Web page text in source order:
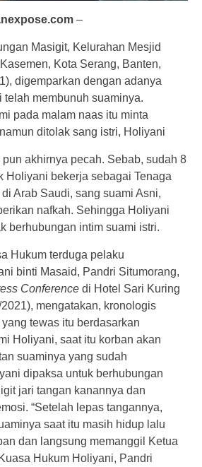
–
Masigit, Kelurahan Mesjid
Kota Serang, Banten,
digemparkan dengan adanya
telah membunuh suaminya.
pada malam naas itu minta
ditolak sang istri, Holiyani
akhirnya pecah. Sebab, sudah 8
Holiyani bekerja sebagai Tenaga
Arab Saudi, sang suami Asni,
nafkah. Sehingga Holiyani
berhubungan intim suami istri.
Hukum terduga pelaku
binti Masaid, Pandri Situmorang,
Conference di Hotel Sari Kuring
mengatakan, kronologis
tewas itu berdasarkan
Holiyani, saat itu korban akan
suaminya yang sudah
dipaksa untuk berhubungan
jari tangan kanannya dan
“Setelah lepas tangannya,
saat itu masih hidup lalu
dan langsung memanggil Ketua
Hukum Holiyani, Pandri